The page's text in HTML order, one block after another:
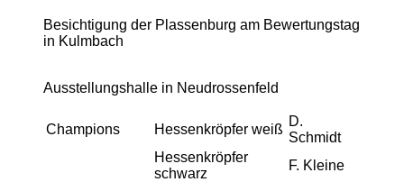
Besichtigung der Plassenburg am Bewertungstag
in Kulmbach
Ausstellungshalle in Neudrossenfeld
Champions Hessenkröpfer weiß
D.
Schmidt
Hessenkröpfer
schwarz
F. Kleine